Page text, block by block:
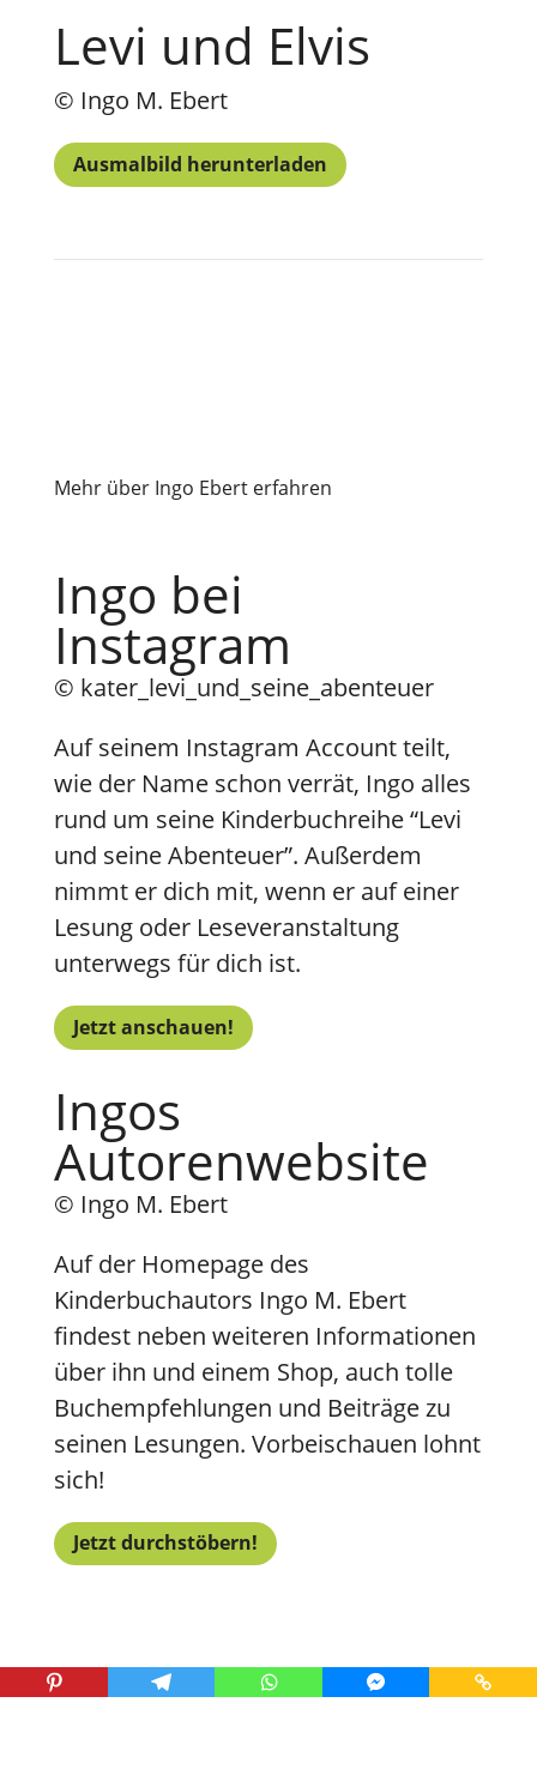
Levi und Elvis
© Ingo M. Ebert
Ausmalbild herunterladen
Mehr über Ingo Ebert erfahren
Ingo bei
Instagram
© kater_levi_und_seine_abenteuer
Auf seinem Instagram Account teilt,
wie der Name schon verrät, Ingo alles
rund um seine Kinderbuchreihe “Levi
und seine Abenteuer”. Außerdem
nimmt er dich mit, wenn er auf einer
Lesung oder Leseveranstaltung
unterwegs für dich ist.
Jetzt anschauen!
Ingos
Autorenwebsite
© Ingo M. Ebert
Auf der Homepage des
Kinderbuchautors Ingo M. Ebert
findest neben weiteren Informationen
über ihn und einem Shop, auch tolle
Buchempfehlungen und Beiträge zu
seinen Lesungen. Vorbeischauen lohnt
sich!
Jetzt durchstöbern!